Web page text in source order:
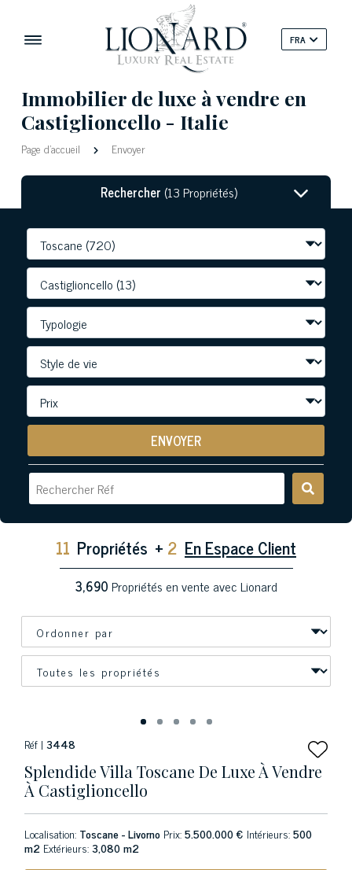
FRA
Immobilier de luxe à vendre en
Castiglioncello - Italie
Page d'accueil Envoyer
Rechercher (13 Propriétés)
ENVOYER
11 Propriétés + 2 En Espace Client
3,690Propriétés en vente avec Lionard
Réf | 3448
Splendide Villa Toscane De Luxe À Vendre
À Castiglioncello
Localisation: Toscane - Livorno Prix:5.500.000 € Intérieurs:500
m2 Extérieurs:3,080 m2